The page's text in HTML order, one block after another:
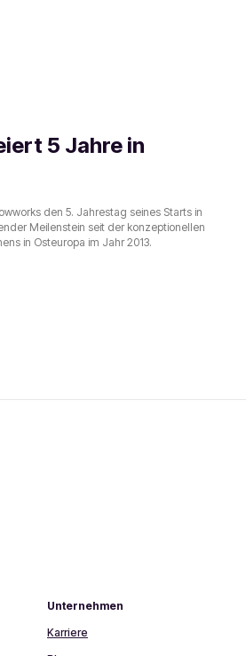
5 Jahre in
den 5. Jahrestag seines Starts in
Meilenstein seit der konzeptionellen
in Osteuropa im Jahr 2013.
Unternehmen
Karriere